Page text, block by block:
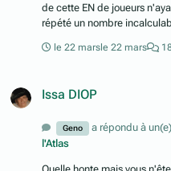
de cette EN de joueurs
répété un nombre
Benkhaleq - et que je
fédérations le font", "On ne
médiatiquement et que
je ne crois pas que YBK
le 22 marsle 22 mars
Issa DIOP
Geno a répondu à
l'Atlas